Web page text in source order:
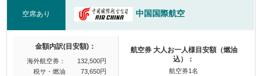
空席あり 中国国際航空
金額内訳(目安額)：
海外航空券：
132,500円
税サ・燃油
73,650円
航空券 大人お一人様目安額（燃油
込）：
航空券1名